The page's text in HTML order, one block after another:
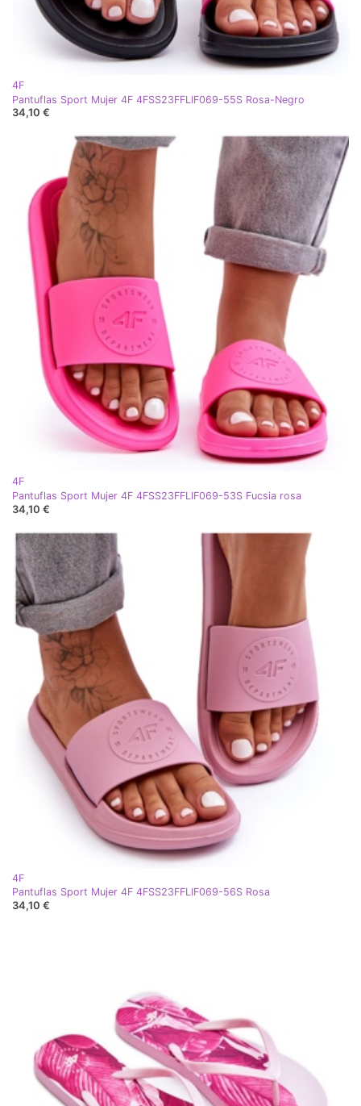
4F
Pantuflas Sport Mujer 4F 4FSS23FFLIF069-55S Rosa-Negro
34,10 €
4F
Pantuflas Sport Mujer 4F 4FSS23FFLIF069-53S Fucsia rosa
34,10 €
4F
Pantuflas Sport Mujer 4F 4FSS23FFLIF069-56S Rosa
34,10 €